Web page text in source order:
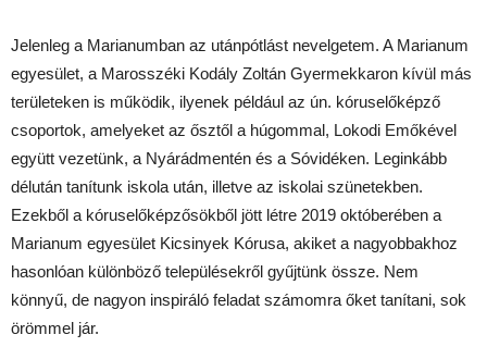
Jelenleg a Marianumban az utánpótlást nevelgetem. A Marianum
egyesület, a Marosszéki Kodály Zoltán Gyermekkaron kívül más
területeken is működik, ilyenek például az ún. kóruselőképző
csoportok, amelyeket az ősztől a húgommal, Lokodi Emőkével
együtt vezetünk, a Nyárádmentén és a Sóvidéken. Leginkább
délután tanítunk iskola után, illetve az iskolai szünetekben.
Ezekből a kóruselőképzősökből jött létre 2019 októberében a
Marianum egyesület Kicsinyek Kórusa, akiket a nagyobbakhoz
hasonlóan különböző településekről gyűjtünk össze. Nem
könnyű, de nagyon inspiráló feladat számomra őket tanítani, sok
örömmel jár.